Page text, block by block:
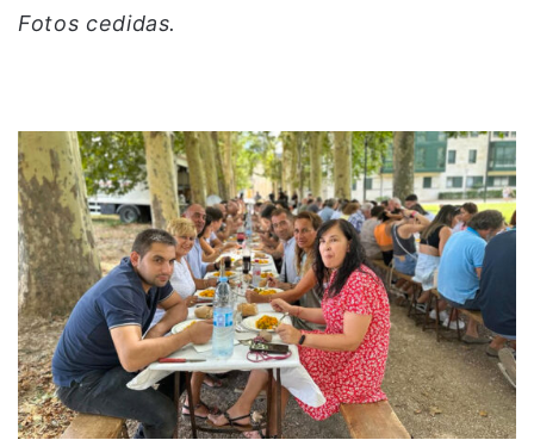
Fotos cedidas.